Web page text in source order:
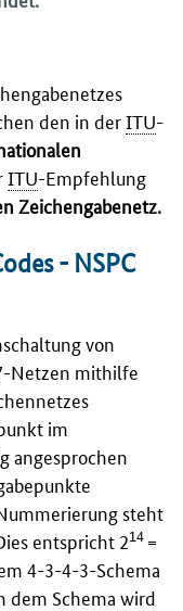
den in derITU-
ITU-Empfehlung
Zeichengabenetz.
- NSPC
von
Netzen mithilfe
im
angesprochen
steht
entspricht 214=
4-3-4-3-Schema
dem Schema wird